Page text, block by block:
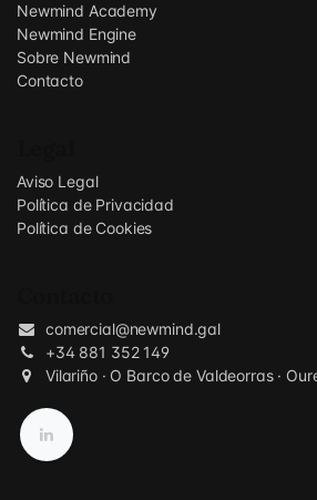
Newmind Academy
Newmind Engine
Sobre Newmind
Contacto
Aviso Legal
Política de Privacidad
Política de Cookies
comercial@newmind.gal
+34 881 352 149
Vilariño · O Barco de Valdeorras ·